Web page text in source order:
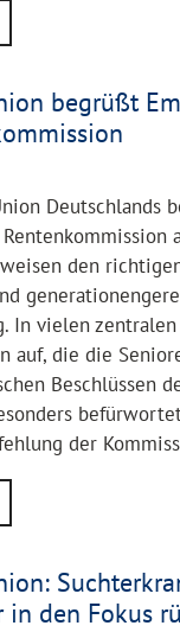
begrüßt
Deutschlands
den
In vielen
auf, die die
Beschlüssen
der
in den Fokus